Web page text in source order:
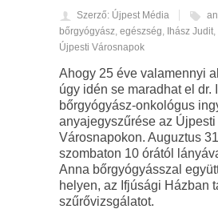
Szerző: Újpest Média
bőrgyógyász, egészség, Ihász Judit,
Újpesti Városnapok
Ahogy 25 éve valamennyi
úgy idén se maradhat el dr.
bőrgyógyász-onkológus
anyajegyszűrése az Újpesti
Városnapokon. Auguztus
szombaton 10 órától
Anna bőrgyógyásszal
helyen, az Ifjúsági Házban
szűrővizsgálatot.